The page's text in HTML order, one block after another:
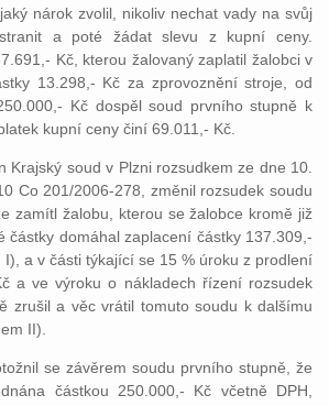
nárok zvolil, nikoliv nechat vady na svůj
a poté žádat slevu z kupní ceny.
Kč, kterou žalovaný zaplatil žalobci v
13.298,- Kč za zprovoznění stroje, od
Kč dospěl soud prvního stupně k
kupní ceny činí 69.011,- Kč.
Krajský soud v Plzni rozsudkem ze dne 10.
Co 201/2006-278, změnil rozsudek soudu
zamítl žalobu, kterou se žalobce kromě již
částky domáhal zaplacení částky 137.309,-
I), a v části týkající se 15 % úroku z prodlení
a ve výroku o nákladech řízení rozsudek
zrušil a věc vrátil tomuto soudu k dalšímu
II).
se závěrem soudu prvního stupně, že
částkou 250.000,- Kč včetně DPH,